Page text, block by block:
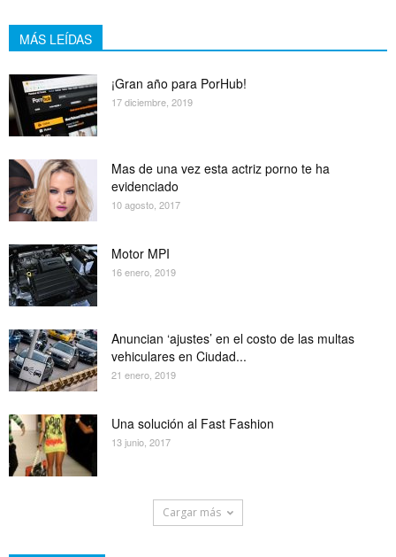
MÁS LEÍDAS
¡Gran año para PorHub!
17 diciembre, 2019
Mas de una vez esta actriz porno te ha
evidenciado
10 agosto, 2017
Motor MPI
16 enero, 2019
Anuncian ‘ajustes’ en el costo de las multas
vehiculares en Ciudad...
21 enero, 2019
Una solución al Fast Fashion
13 junio, 2017
Cargar más